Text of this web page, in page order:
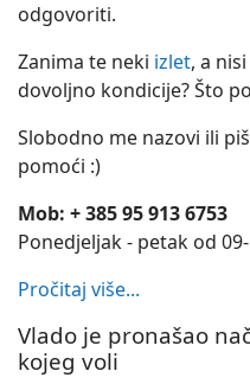
odgovoriti.
Zanima te neki izlet, a
dovoljno kondicije? Što
Slobodno me nazovi ili
pomoći :)
Mob: + 385 95 913 6753
Ponedjeljak - petak od
Pročitaj više...
Vlado je pronašao
kojeg voli